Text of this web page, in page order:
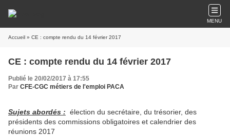
MENU
Accueil » CE : compte rendu du 14 février 2017
CE : compte rendu du 14 février 2017
Publié le 20/02/2017 à 17:55
Par CFE-CGC métiers de l'emploi PACA
Sujets abordés : élection du secrétaire, du trésorier, des
présidents des commissions obligatoires et calendrier des
réunions 2017